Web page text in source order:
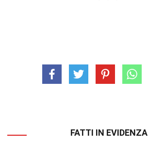
FATTI IN EVIDENZA